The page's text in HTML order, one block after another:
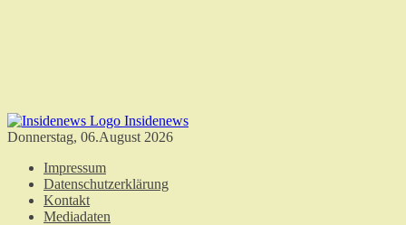
Insidenews
Donnerstag, 06.August 2026
Impressum
Datenschutzerklärung
Kontakt
Mediadaten